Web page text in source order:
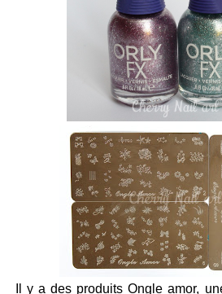
Il y a des produits Ongle amor,